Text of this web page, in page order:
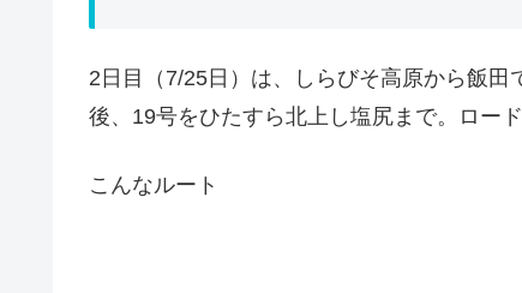
2日目（7/25日）は、しらびそ高原から飯
後、19号をひたすら北上し塩尻まで。ロー
こんなルート